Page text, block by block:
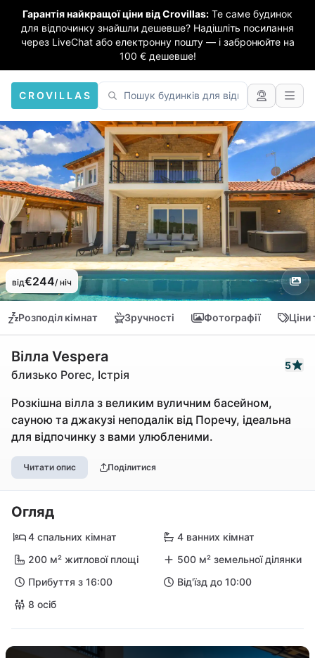
Гарантія найкращої ціни від Crovillas: Те саме будинок
для відпочинку знайшли дешевше? Надішліть посилання
через LiveChat або електронну пошту — і забронюйте на
100 € дешевше!
CROVILLAS
від€244/ ніч
Розподіл кімнат Зручності Фотографії Ціни
Вілла Vespera
близько Porec, Істрія
5
Розкішна вілла з великим вуличним басейном,
сауною та джакузі неподалік від Поречу, ідеальна
для відпочинку з вами улюбленими.
Читати опис Поділитися
Огляд
4 спальних кімнат
4 ванних кімнат
200 м² житлової площі
500 м² земельної ділянки
Прибуття з 16:00
Від'їзд до 10:00
8 осіб